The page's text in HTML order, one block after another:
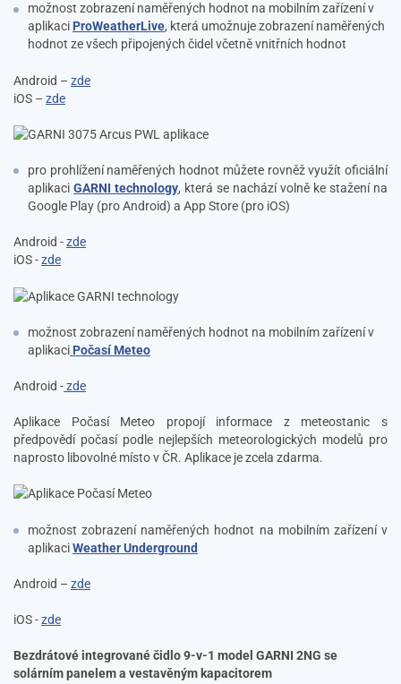
možnost zobrazení naměřených hodnot na mobilním zařízení v
aplikaci ProWeatherLive, která umožnuje zobrazení naměřených
hodnot ze všech připojených čidel včetně vnitřních hodnot
Android – zde
iOS – zde
pro prohlížení naměřených hodnot můžete rovněž využít oficiální
aplikaci GARNI technology, která se nachází volně ke stažení na
Google Play (pro Android) a App Store (pro iOS)
Android -zde
iOS -zde
možnost zobrazení naměřených hodnot na mobilním zařízení v
aplikaci Počasí Meteo
Android -zde
Aplikace Počasí Meteo propojí informace z meteostanic s
předpovědí počasí podle nejlepších meteorologických modelů pro
naprosto libovolné místo v ČR. Aplikace je zcela zdarma.
možnost zobrazení naměřených hodnot na mobilním zařízení v
aplikaciWeather Underground
Android – zde
iOS -zde
Bezdrátové integrované čidlo 9-v-1 model GARNI 2NG se
solárním panelem a vestavěným kapacitorem